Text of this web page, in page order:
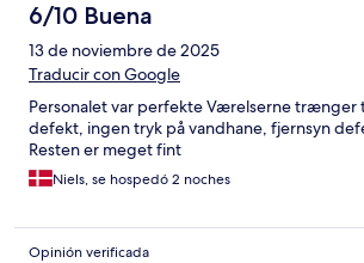
6/10 Buena
13 de noviembre de 2025
Traducir con Google
Personalet var perfekte Værelserne trænger
defekt, ingen tryk på vandhane, fjernsyn
Resten er meget fint
Niels, se hospedó 2 noches
Opinión verificada